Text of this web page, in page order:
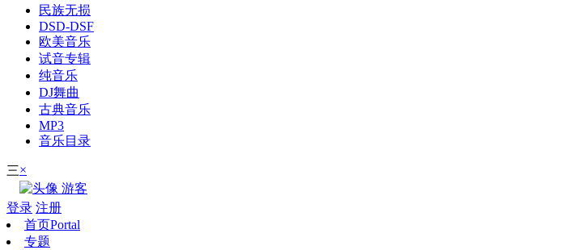
民族无损
DSD-DSF
欧美音乐
试音专辑
纯音乐
DJ舞曲
古典音乐
MP3
音乐目录
三×
游客
登录 注册
首页Portal
专题